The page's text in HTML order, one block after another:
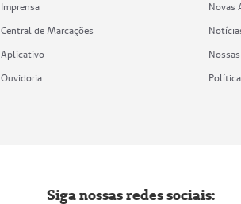
Imprensa
Central de Marcações
Aplicativo
Ouvidoria
Novas
Siga nossas redes sociais: